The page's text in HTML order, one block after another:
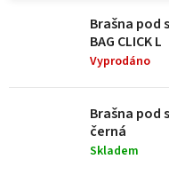
Brašna pod
BAG CLICK L
Vyprodáno
Brašna pod
černá
Skladem
r